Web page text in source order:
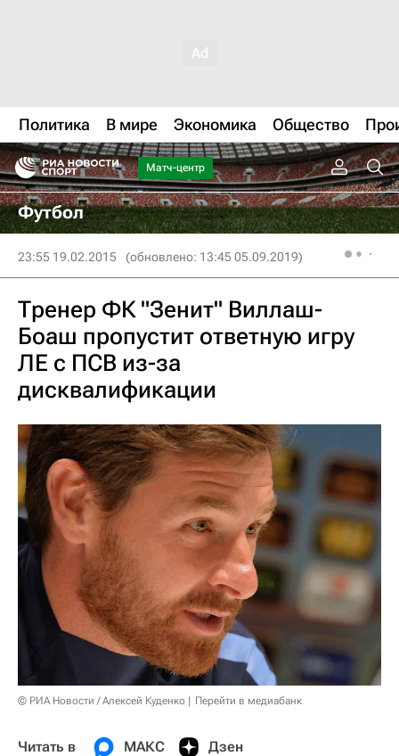
Политика В мире Экономика Общество
Матч-центр
Футбол
23:55 19.02.2015 (обновлено: 13:45 05.09.2019)
Тренер ФК "Зенит" Виллаш-
Боаш пропустит ответную игру
ЛЕ с ПСВ из-за
дисквалификации
© РИА Новости / Алексей Куденко Перейти в медиабанк
Читать в МАКС Дзен